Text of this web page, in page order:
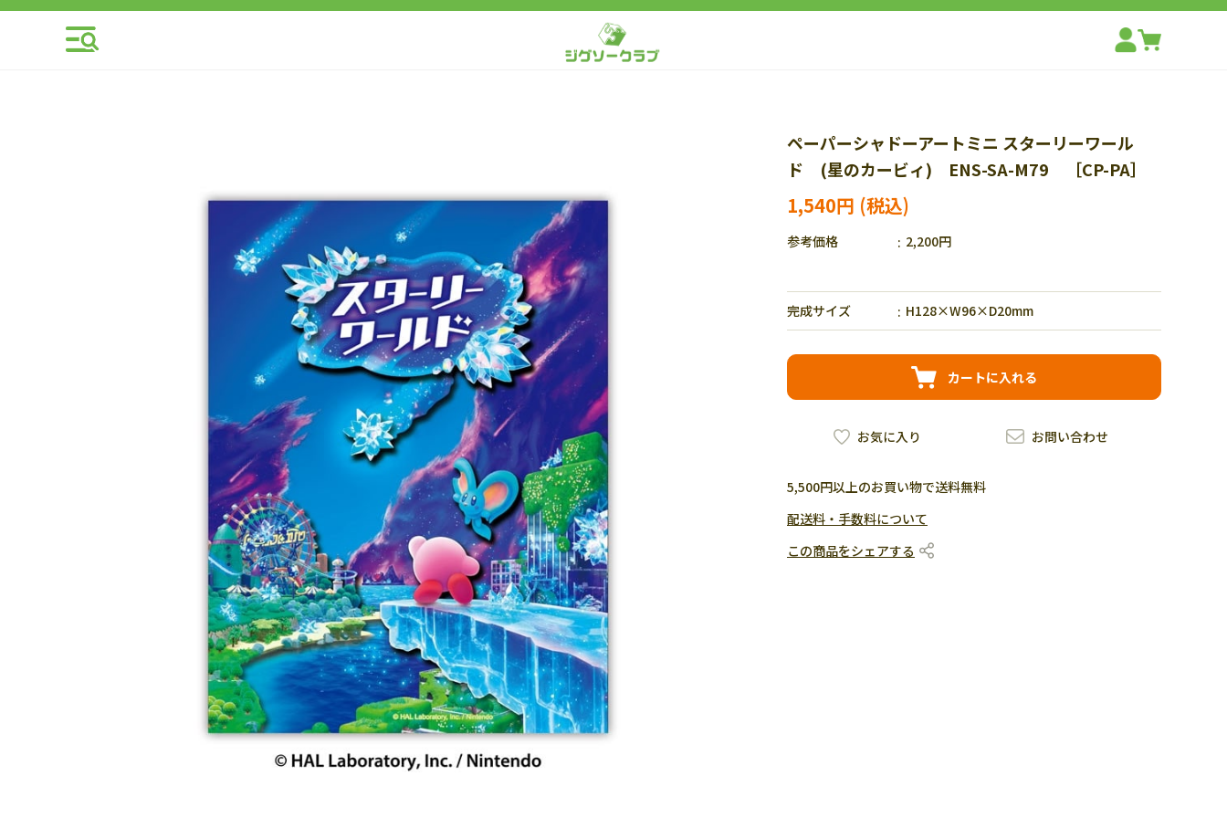
ペーパーシャドーアートミニ スターリーワール
ド (星のカービィ) ENS-SA-M79 ［CP-PA］
1,540円
参考価格 2,200円
完成サイズ H128×W96×D20mm
カートに入れる
お問い合わせ
お気に入り
5,500円以上のお買い物で送料無料
配送料・手数料について
この商品をシェアする